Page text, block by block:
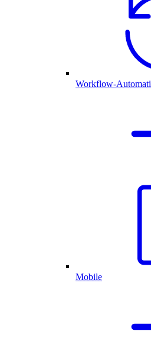
Workflow-
Mobile